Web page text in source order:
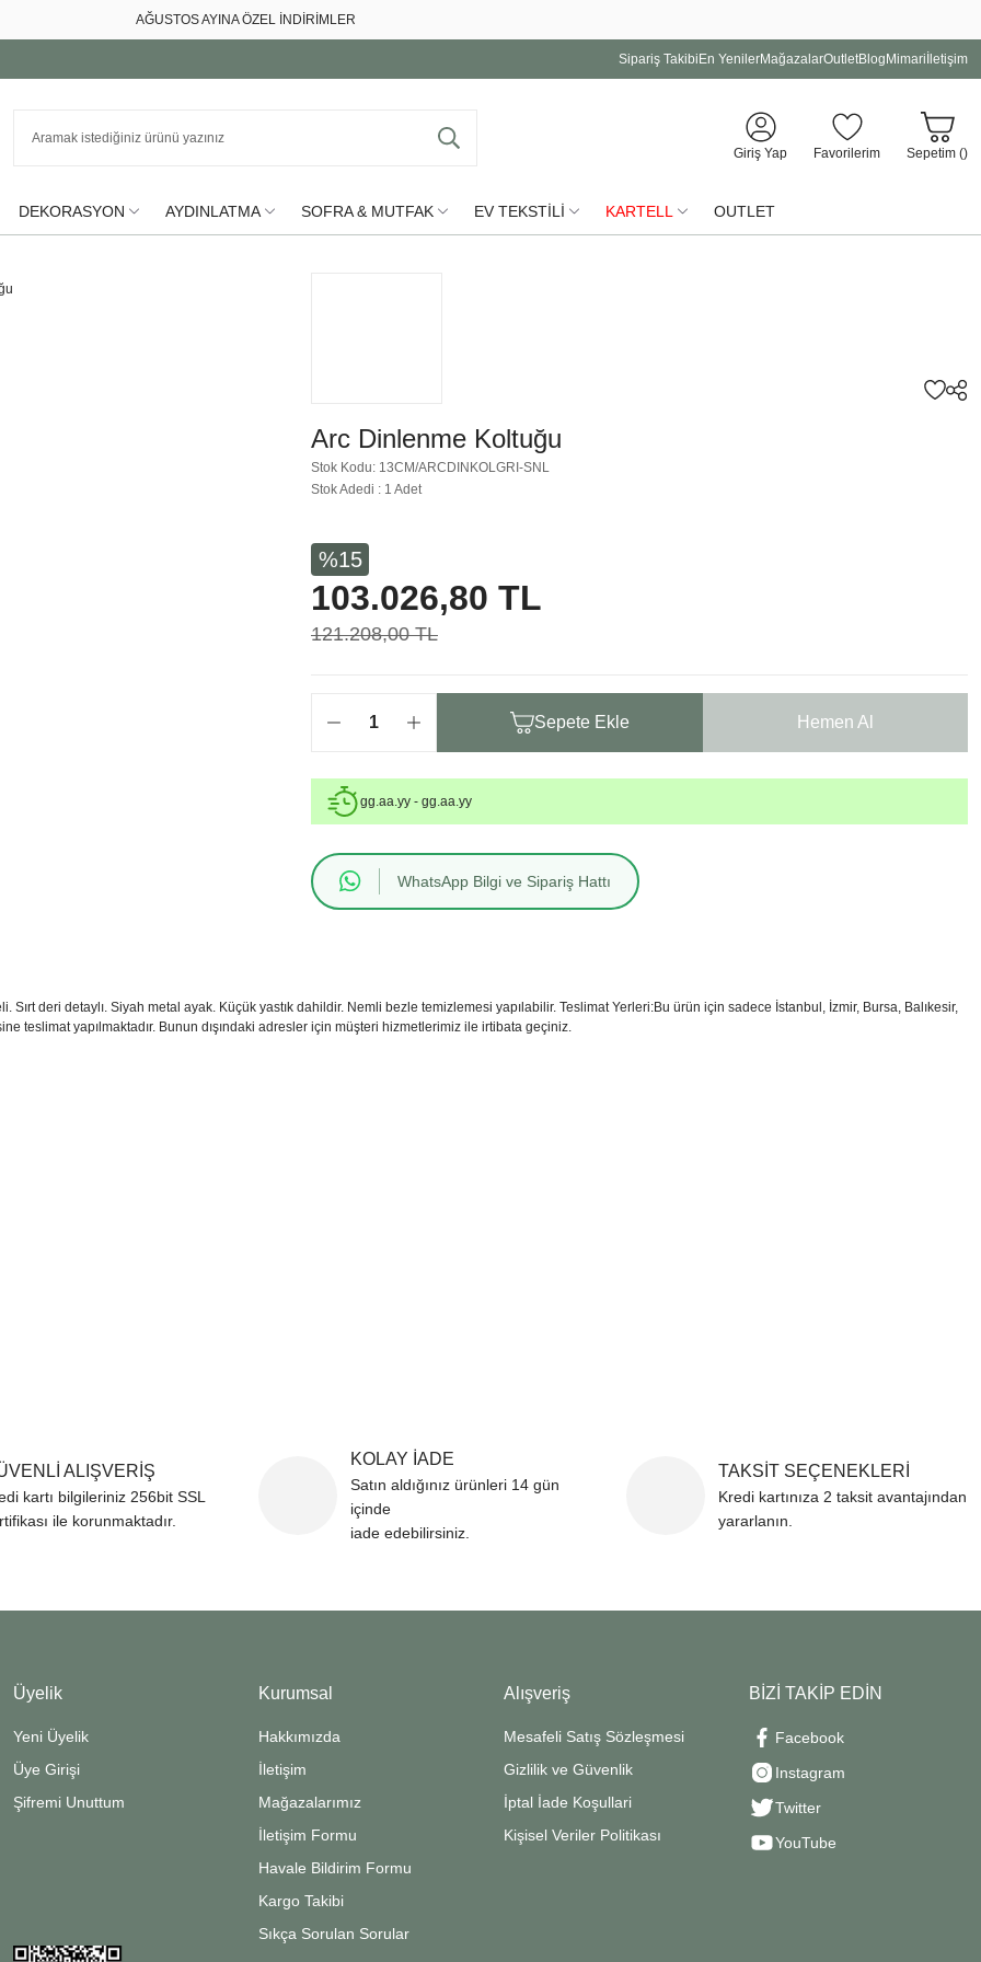
AĞUSTOS AYINA ÖZEL İNDİRİMLER
Sipariş Takibi En YenilerMağazalarOutletBlog Mimari İletişim
Giriş Yap Favorilerim Sepetim ()
DEKORASYON AYDINLATMA SOFRA & MUTFAK EV TEKSTİLİ KARTELL OUTLET
Arc Dinlenme Koltuğu
Stok Kodu: 13CM/ARCDINKOLGRI-SNL
Stok Adedi : 1 Adet
%15
103.026,80 TL
121.208,00 TL
Sepete Ekle Hemen Al
gg.aa.yy - gg.aa.yy
WhatsApp Bilgi ve Sipariş Hattı
Sırt deri detaylı. Siyah metal ayak. Küçük yastık dahildir. Nemli bezle temizlemesi yapılabilir. Teslimat Yerleri:Bu ürün için sadece İstanbul, İzmir, Bursa, Balıkesir,
teslimat yapılmaktadır. Bunun dışındaki adresler için müşteri hizmetlerimiz ile irtibata geçiniz.
ALIŞVERİŞ
kartı bilgileriniz 256bit SSL
ile korunmaktadır.
KOLAY İADE
Satın aldığınız ürünleri 14 gün
içinde
iade edebilirsiniz.
TAKSİT SEÇENEKLERİ
Kredi kartınıza 2 taksit avantajından
yararlanın.
Üyelik
Yeni Üyelik
Üye Girişi
Şifremi Unuttum
Kurumsal
Hakkımızda
İletişim
Mağazalarımız
İletişim Formu
Havale Bildirim Formu
Kargo Takibi
Sıkça Sorulan Sorular
Alışveriş
Mesafeli Satış Sözleşmesi
Gizlilik ve Güvenlik
İptal İade Koşullari
Kişisel Veriler Politikası
BİZİ TAKİP EDİN
Facebook
Instagram
Twitter
YouTube